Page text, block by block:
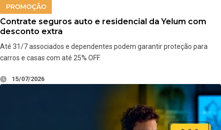
PROMOÇÃO
Contrate seguros auto e residencial da Yelum com
desconto extra
Até 31/7 associados e dependentes podem garantir proteção para
carros e casas com até 25% OFF.
15/07/2026